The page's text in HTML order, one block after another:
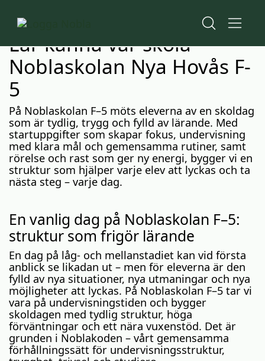
Lär känna vår skola -
Noblaskolan Nya Hovås F-
5
På Noblaskolan F–5 möts eleverna av en skoldag
som är tydlig, trygg och fylld av lärande. Med
startuppgifter som skapar fokus, undervisning
med klara mål och gemensamma rutiner, samt
rörelse och rast som ger ny energi, bygger vi en
struktur som hjälper varje elev att lyckas och ta
nästa steg – varje dag.
En vanlig dag på Noblaskolan F–5:
struktur som frigör lärande
En dag på låg- och mellanstadiet kan vid första
anblick se likadan ut – men för eleverna är den
fylld av nya situationer, nya utmaningar och nya
möjligheter att lyckas. På Noblaskolan F–5 tar vi
vara på undervisningstiden och bygger
skoldagen med tydlig struktur, höga
förväntningar och ett nära vuxenstöd. Det är
grunden i Noblakoden – vårt gemensamma
förhållningssätt för undervisningsstruktur,